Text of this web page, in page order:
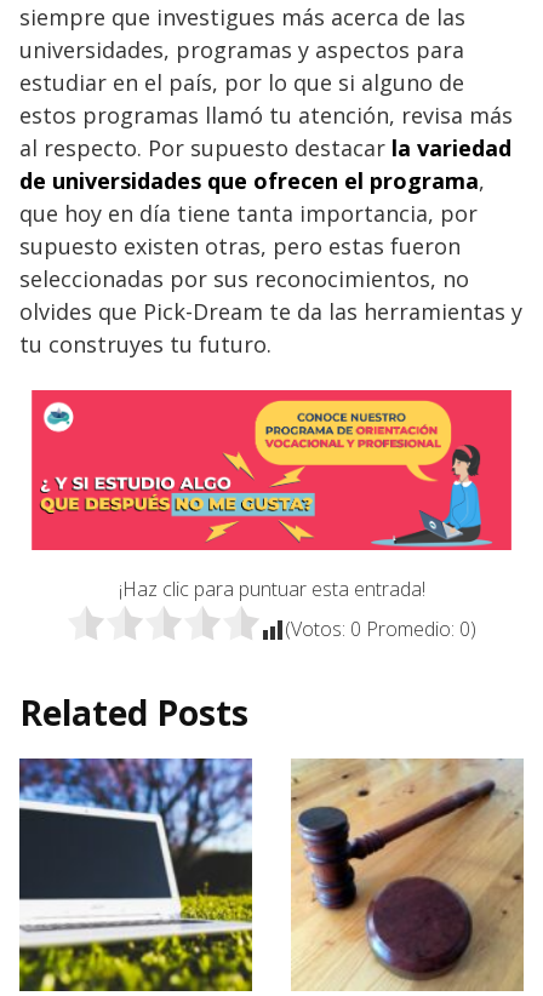
siempre que investigues más acerca de las
universidades, programas y aspectos para
estudiar en el país, por lo que si alguno de
estos programas llamó tu atención, revisa más
al respecto. Por supuesto destacar la variedad
de universidades que ofrecen el programa,
que hoy en día tiene tanta importancia, por
supuesto existen otras, pero estas fueron
seleccionadas por sus reconocimientos, no
olvides que Pick-Dream te da las herramientas y
tu construyes tu futuro.
¡Haz clic para puntuar esta entrada!
(Votos: 0 Promedio: 0)
Related Posts